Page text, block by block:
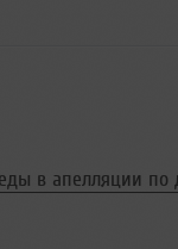
в апелляции по